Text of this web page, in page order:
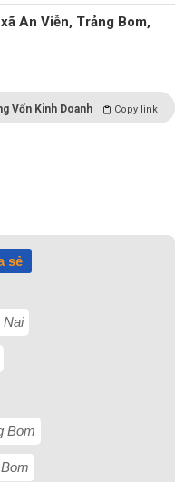
An Viễn, Trảng Bom,
Vốn Kinh Doanh Copy link
sẻ
Nai
Bom